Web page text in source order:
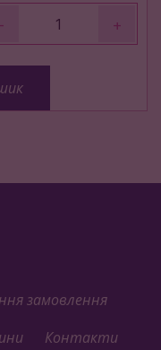
+
замовлення
Контакти